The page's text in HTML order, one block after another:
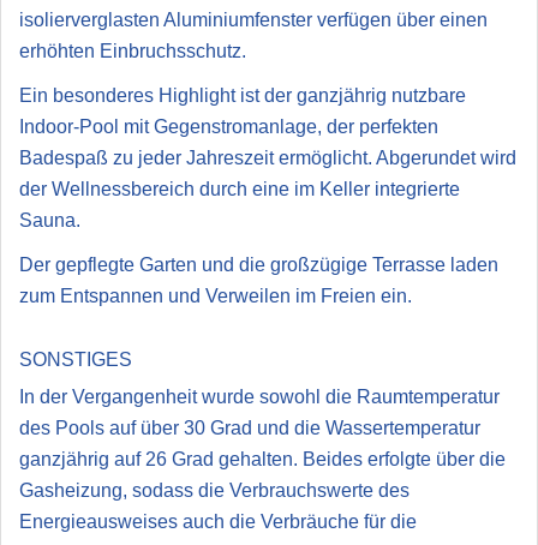
isolierverglasten Aluminiumfenster verfügen über einen
erhöhten Einbruchsschutz.
Ein besonderes Highlight ist der ganzjährig nutzbare
Indoor-Pool mit Gegenstromanlage, der perfekten
Badespaß zu jeder Jahreszeit ermöglicht. Abgerundet wird
der Wellnessbereich durch eine im Keller integrierte
Sauna.
Der gepflegte Garten und die großzügige Terrasse laden
zum Entspannen und Verweilen im Freien ein.
SONSTIGES
In der Vergangenheit wurde sowohl die Raumtemperatur
des Pools auf über 30 Grad und die Wassertemperatur
ganzjährig auf 26 Grad gehalten. Beides erfolgte über die
Gasheizung, sodass die Verbrauchswerte des
Energieausweises auch die Verbräuche für die